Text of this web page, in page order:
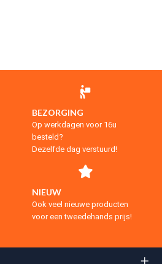
BEZORGING
Op werkdagen voor 16u
besteld?
Dezelfde dag verstuurd!
NIEUW
Ook veel nieuwe producten
voor een tweedehands prijs!